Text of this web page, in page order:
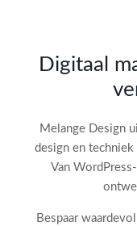
de SEO-
audit
Digitaal
Melange Design
design en
Van
Bespaar